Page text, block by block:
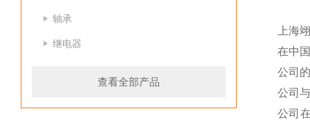
轴承
继电器
查看全部产品
上海
在中
公司
公司
公司